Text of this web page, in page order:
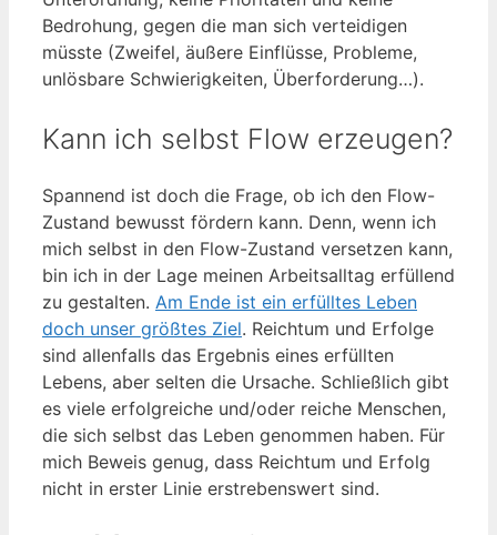
Bedrohung, gegen die man sich verteidigen
müsste (Zweifel, äußere Einflüsse, Probleme,
unlösbare Schwierigkeiten, Überforderung…).
Kann ich selbst Flow erzeugen?
Spannend ist doch die Frage, ob ich den Flow-
Zustand bewusst fördern kann. Denn, wenn ich
mich selbst in den Flow-Zustand versetzen kann,
bin ich in der Lage meinen Arbeitsalltag erfüllend
zu gestalten. Am Ende ist ein erfülltes Leben
doch unser größtes Ziel. Reichtum und Erfolge
sind allenfalls das Ergebnis eines erfüllten
Lebens, aber selten die Ursache. Schließlich gibt
es viele erfolgreiche und/oder reiche Menschen,
die sich selbst das Leben genommen haben. Für
mich Beweis genug, dass Reichtum und Erfolg
nicht in erster Linie erstrebenswert sind.